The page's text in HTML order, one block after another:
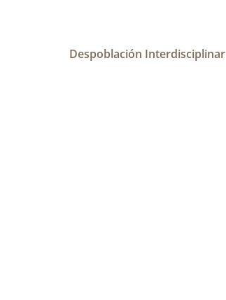
Despoblación Interdisciplinar